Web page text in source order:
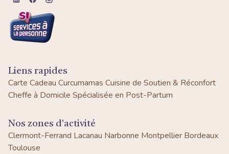
Liens rapides
Carte Cadeau Curcumamas Cuisine de Soutien & Réconfort
Cheffe à Domicile Spécialisée en Post-Partum
Nos zones d'activité
Clermont-Ferrand Lacanau Narbonne Montpellier Bordeaux
Toulouse